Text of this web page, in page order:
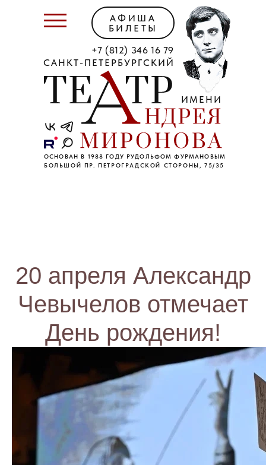
САНКТ-ПЕТЕРБУРГСКИЙ
ИМЕНИ
ОСНОВАН В 1988 ГОДУ РУДОЛЬФОМ ФУРМАНОВЫМ
+7 (812) 346 16 79
БОЛЬШОЙ ПР. ПЕТРОГРАДСКОЙ СТОРОНЫ, 75/35
АФИША
БИЛЕТЫ
20 апреля Александр
Чевычелов отмечает
День рождения!